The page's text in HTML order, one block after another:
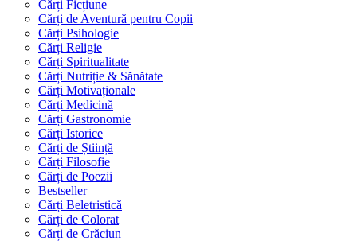
Cărți Ficțiune
Cărți de Aventură pentru Copii
Cărți Psihologie
Cărți Religie
Cărți Spiritualitate
Cărți Nutriție & Sănătate
Cărți Motivaționale
Cărți Medicină
Cărți Gastronomie
Cărți Istorice
Cărți de Știință
Cărți Filosofie
Cărți de Poezii
Bestseller
Cărți Beletristică
Cărți de Colorat
Cărți de Crăciun